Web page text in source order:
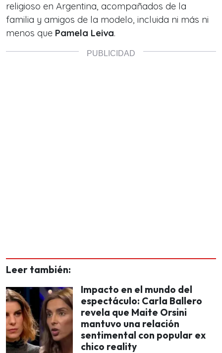
religioso en Argentina, acompañados de la
familia y amigos de la modelo, incluida ni más ni
menos que Pamela Leiva.
Leer también:
Impacto en el mundo del
espectáculo: Carla Ballero
revela que Maite Orsini
mantuvo una relación
sentimental con popular ex
chico reality